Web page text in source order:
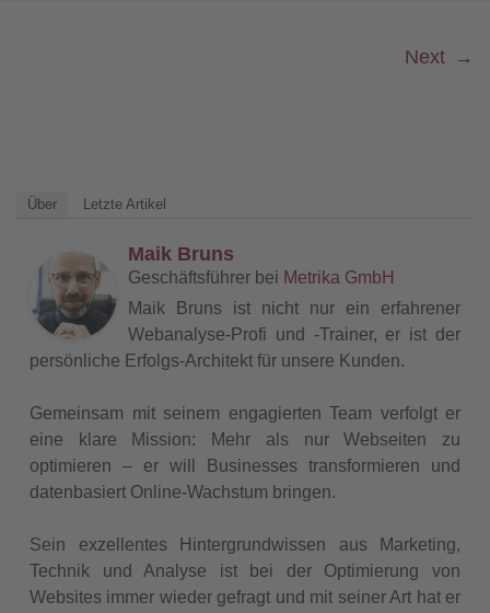
Next →
Über Letzte Artikel
Maik Bruns
Geschäftsführer bei Metrika GmbH
Maik Bruns ist nicht nur ein erfahrener
Webanalyse-Profi und -Trainer, er ist der
persönliche Erfolgs-Architekt für unsere Kunden.
Gemeinsam mit seinem engagierten Team verfolgt er
eine klare Mission: Mehr als nur Webseiten zu
optimieren – er will Businesses transformieren und
datenbasiert Online-Wachstum bringen.
Sein exzellentes Hintergrundwissen aus Marketing,
Technik und Analyse ist bei der Optimierung von
Websites immer wieder gefragt und mit seiner Art hat er